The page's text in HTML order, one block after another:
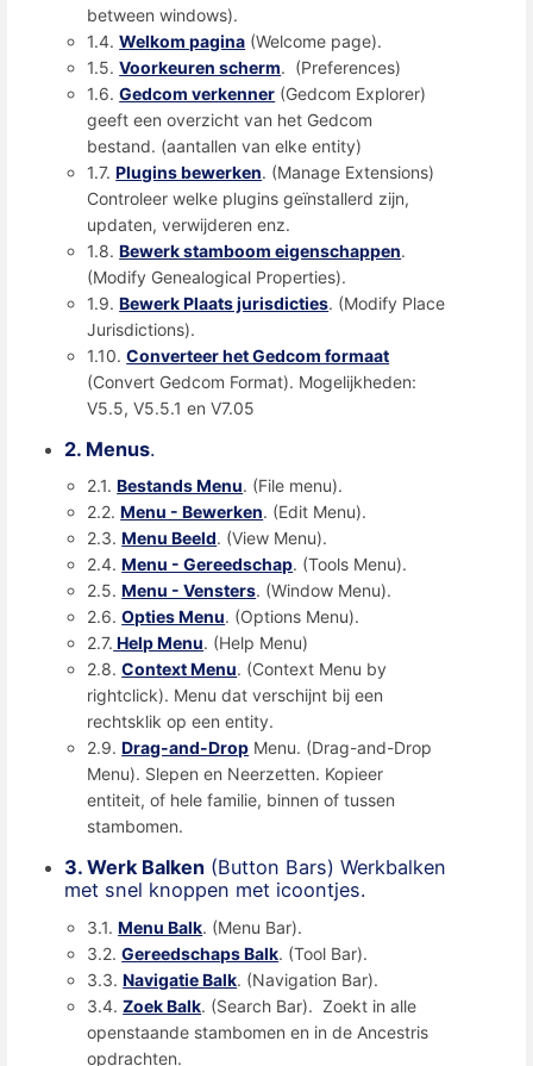
between windows).
1.4.Welkom pagina (Welcome page).
1.5.Voorkeuren scherm. (Preferences)
1.6.Gedcom verkenner (Gedcom Explorer)
geeft een overzicht van het Gedcom
bestand. (aantallen van elke entity)
1.7.Plugins bewerken. (Manage Extensions)
Controleer welke plugins geïnstallerd zijn,
updaten, verwijderen enz.
1.8.Bewerk stamboom eigenschappen.
(Modify Genealogical Properties).
1.9.Bewerk Plaats jurisdicties. (Modify Place
Jurisdictions).
1.10.Converteer het Gedcom formaat
(Convert Gedcom Format). Mogelijkheden:
V5.5, V5.5.1 en V7.05
2. Menus.
2.1.Bestands Menu. (File menu).
2.2.Menu - Bewerken. (Edit Menu).
2.3.Menu Beeld. (View Menu).
2.4.Menu - Gereedschap. (Tools Menu).
2.5.Menu - Vensters. (Window Menu).
2.6.Opties Menu. (Options Menu).
2.7. Help Menu. (Help Menu)
2.8.Context Menu. (Context Menu by
rightclick). Menu dat verschijnt bij een
rechtsklik op een entity.
2.9.Drag-and-Drop Menu. (Drag-and-Drop
Menu). Slepen en Neerzetten. Kopieer
entiteit, of hele familie, binnen of tussen
stambomen.
3. Werk Balken (Button Bars) Werkbalken
met snel knoppen met icoontjes.
3.1.Menu Balk. (Menu Bar).
3.2.Gereedschaps Balk. (Tool Bar).
3.3.Navigatie Balk. (Navigation Bar).
3.4.Zoek Balk. (Search Bar). Zoekt in alle
openstaande stambomen en in de Ancestris
opdrachten.